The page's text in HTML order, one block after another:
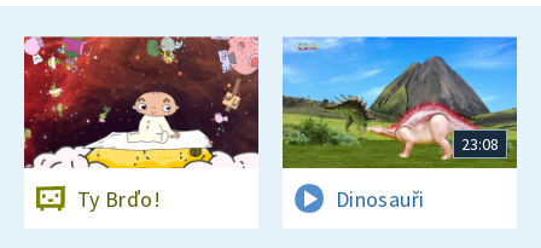
Ty Brďo!
23:08
Dinosauři